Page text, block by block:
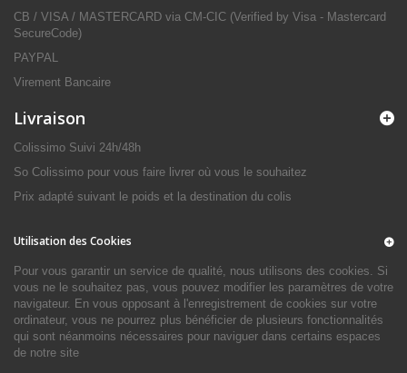
CB / VISA / MASTERCARD via CM-CIC (Verified by Visa - Mastercard
SecureCode)
PAYPAL
Virement Bancaire
Livraison
Colissimo Suivi 24h/48h
So Colissimo pour vous faire livrer où vous le souhaitez
Prix adapté suivant le poids et la destination du colis
Utilisation des Cookies
Pour vous garantir un service de qualité, nous utilisons des cookies. Si
vous ne le souhaitez pas, vous pouvez modifier les paramètres de votre
navigateur. En vous opposant à l'enregistrement de cookies sur votre
ordinateur, vous ne pourrez plus bénéficier de plusieurs fonctionnalités
qui sont néanmoins nécessaires pour naviguer dans certains espaces
de notre site